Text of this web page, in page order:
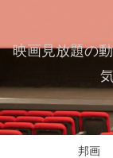
映画見放題の
邦画